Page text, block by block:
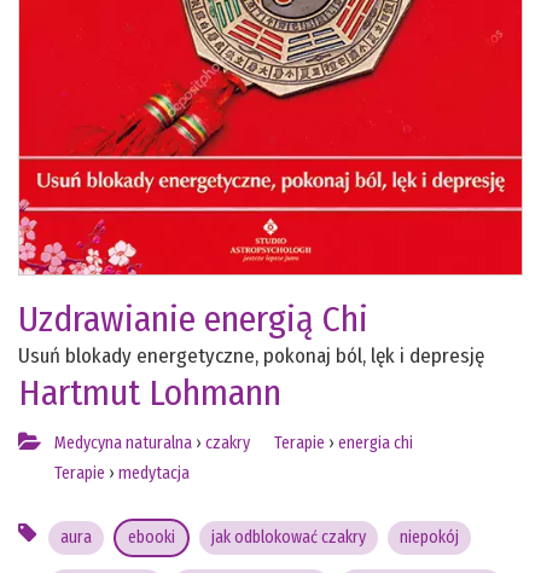
Uzdrawianie energią Chi
Usuń blokady energetyczne, pokonaj ból, lęk i depresję
Hartmut Lohmann
Medycyna naturalna › czakry
Terapie › medytacja
Terapie › energia chi
aura ebooki jak odblokować czakry niepokój